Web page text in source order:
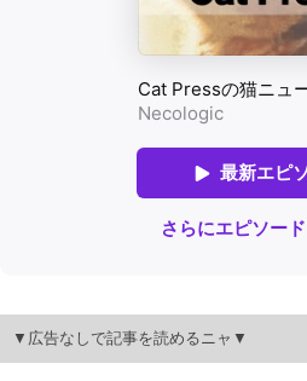
▼広告なしで記事を読めるニャ▼